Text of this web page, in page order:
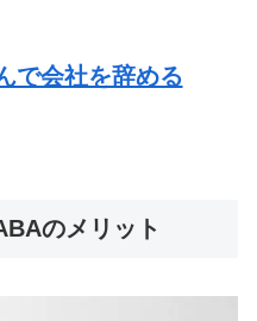
で会社を辞める
のメリット